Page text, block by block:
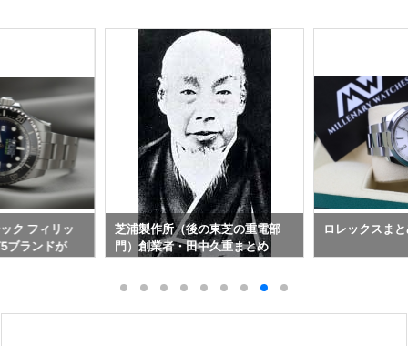
ク フィリッ
ブランドが
芝浦製作所（後の東芝の重電部
門）創業者・田中久重まとめ
ロレックスま